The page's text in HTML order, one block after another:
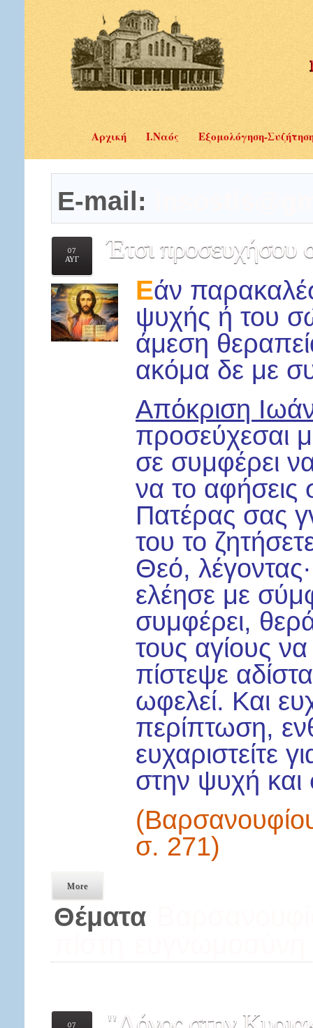
Αρχική Ι.Ναός Εξομολόγηση-
E-mail:
07
ΑΥΓ
Έτσι προσευχήσου
Εάν
ψυχής ή του
άμεση
ακόμα δε με
Απόκριση
προσεύχεσαι
σε συμφέρει
να το αφήσεις
Πατέρας σας
του το
Θεό,
ελέησε με
συμφέρει,
τους αγίους
πίστεψε
ωφελεί. Και
περίπτωση,
ευχαριστείτε
στην ψυχή
σ. 271)
More
Θέματα
07